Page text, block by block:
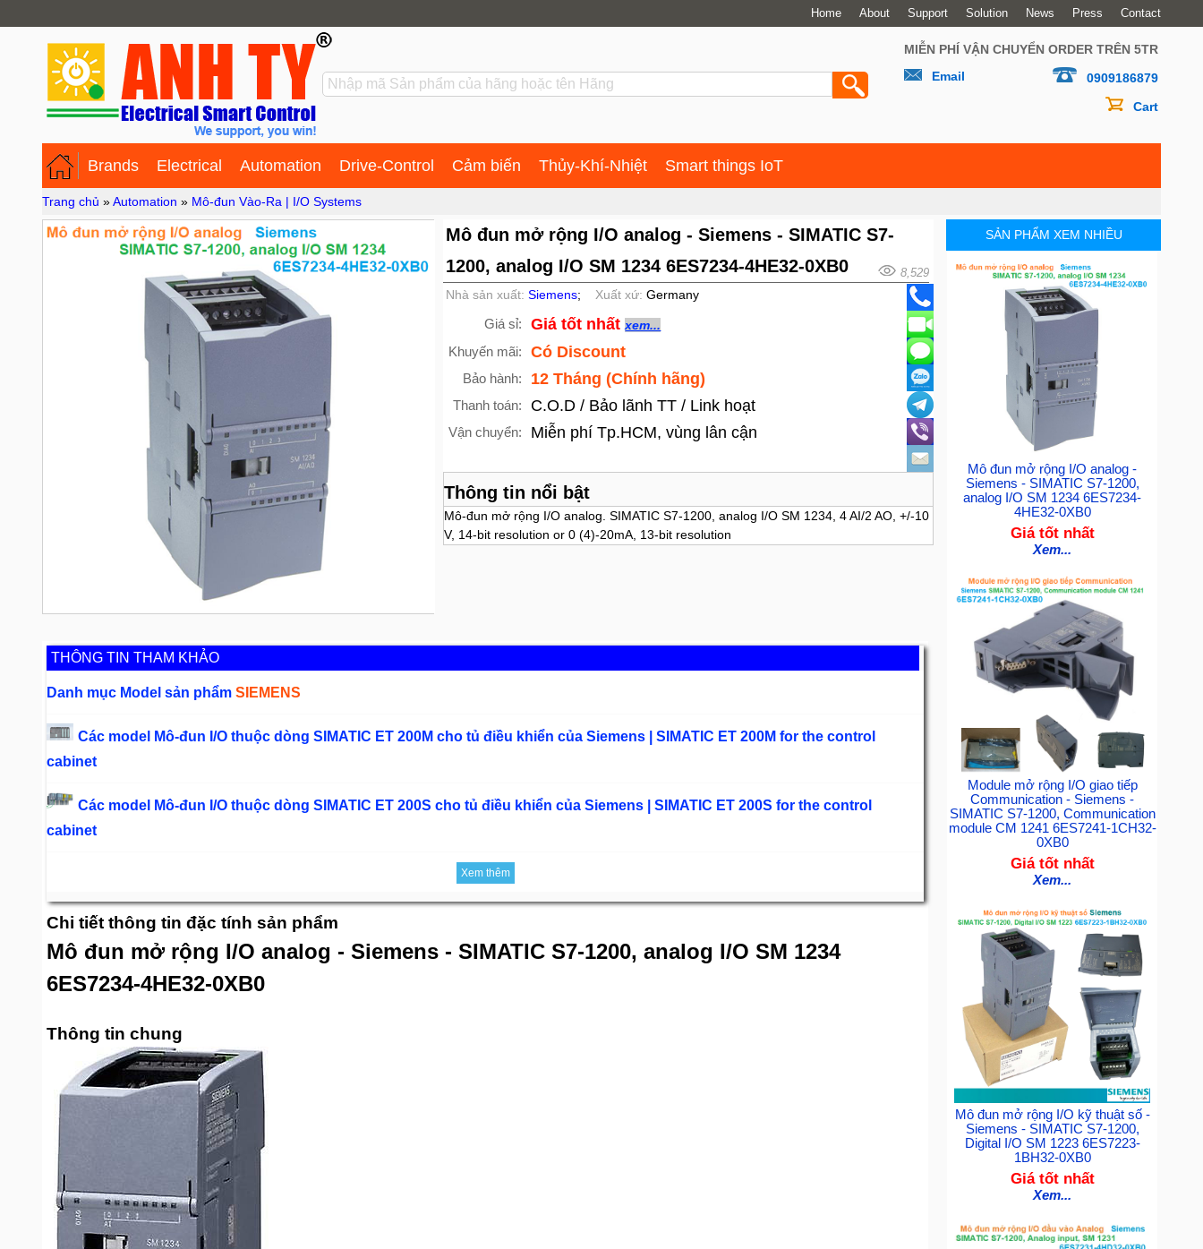
Home About Support Solution News Press Contact
MIỄN PHÍ VẬN CHUYỂN ORDER TRÊN 5TR
Email
0909186879
Cart
Brands Electrical Automation Drive-Control Cảm biến Thủy-Khí-Nhiệt Smart things IoT
Trang chủ »Automation » Mô-đun Vào-Ra | I/O Systems
Mô đun mở rộng I/O analog - Siemens - SIMATIC S7-
1200, analog I/O SM 1234 6ES7234-4HE32-0XB0
8,529
Nhà sản xuất: Siemens; Xuất xứ: Germany
Giá sỉ: Giá tốt nhấtxem...
Khuyến mãi: Có Discount
Bảo hành: 12 Tháng (Chính hãng)
Thanh toán: C.O.D / Bảo lãnh TT / Link hoạt
Vận chuyển: Miễn phí Tp.HCM, vùng lân cận
Thông tin nổi bật
Mô-đun mở rộng I/O analog. SIMATIC S7-1200, analog I/O SM 1234, 4 AI/2 AO, +/-10
V, 14-bit resolution or 0 (4)-20mA, 13-bit resolution
THÔNG TIN THAM KHẢO
Danh mục Model sản phẩm SIEMENS
Các model Mô-đun I/O thuộc dòng SIMATIC ET 200M cho tủ điều khiển của Siemens | SIMATIC ET 200M for the control
cabinet
Các model Mô-đun I/O thuộc dòng SIMATIC ET 200S cho tủ điều khiển của Siemens | SIMATIC ET 200S for the control
cabinet
Xem thêm
Chi tiết thông tin đặc tính sản phẩm
Mô đun mở rộng I/O analog - Siemens - SIMATIC S7-1200, analog I/O SM 1234
6ES7234-4HE32-0XB0
Thông tin chung
SẢN PHẨM XEM NHIỀU
Mô đun mở rộng I/O analog -
Siemens - SIMATIC S7-1200,
analog I/O SM 1234 6ES7234-
4HE32-0XB0
Giá tốt nhất
Xem...
Module mở rộng I/O giao tiếp
Communication - Siemens -
SIMATIC S7-1200, Communication
module CM 1241 6ES7241-1CH32-
0XB0
Giá tốt nhất
Xem...
Mô đun mở rộng I/O kỹ thuật số -
Siemens - SIMATIC S7-1200,
Digital I/O SM 1223 6ES7223-
1BH32-0XB0
Giá tốt nhất
Xem...